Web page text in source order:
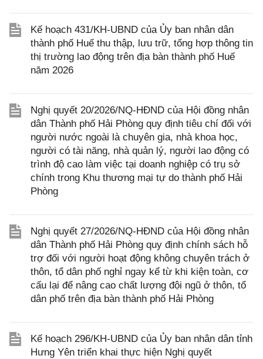
Kế hoạch 431/KH-UBND của Ủy ban nhân dân
thành phố Huế thu thập, lưu trữ, tổng hợp thông tin
thị trường lao động trên địa bàn thành phố Huế
năm 2026
Nghị quyết 20/2026/NQ-HĐND của Hội đồng nhân
dân Thành phố Hải Phòng quy định tiêu chí đối với
người nước ngoài là chuyên gia, nhà khoa học,
người có tài năng, nhà quản lý, người lao động có
trình độ cao làm việc tại doanh nghiệp có trụ sở
chính trong Khu thương mại tự do thành phố Hải
Phòng
Nghị quyết 27/2026/NQ-HĐND của Hội đồng nhân
dân Thành phố Hải Phòng quy định chính sách hỗ
trợ đối với người hoạt động không chuyên trách ở
thôn, tổ dân phố nghỉ ngay kể từ khi kiện toàn, cơ
cấu lại để nâng cao chất lượng đội ngũ ở thôn, tổ
dân phố trên địa bàn thành phố Hải Phòng
Kế hoạch 296/KH-UBND của Ủy ban nhân dân tỉnh
Hưng Yên triển khai thực hiện Nghị quyết